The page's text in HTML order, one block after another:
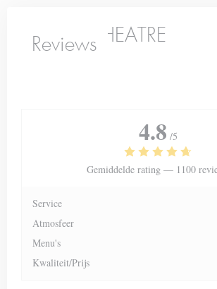
LE PETIT THEATRE
Reviews
4.8 /5
Gemiddelde rating — 1100
Service
Atmosfeer
Menu's
Kwaliteit/Prijs